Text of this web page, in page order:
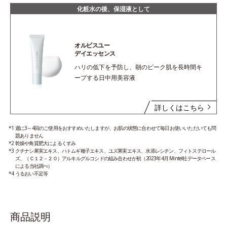
化粧水の後、保湿液として
オルビスユー
デイエッセンス
ハリの低下を予防し、朝のピーク肌を長時間キ
ープする日中用美容液
詳しくはこちら
*1 週に3～4回のご使用をおすすめいたしますが、お肌の状態に合わせて毎日お使いいただいても問
題ありません
*2 乾燥や角質肥大によるくすみ
*3 クチナシ果実エキス、ハトムギ種子エキス、ユズ果実エキス、水添レシチン、フィトステロール
ズ、（Ｃ１２－２０）アルキルグルコシドの組み合わせが初（2023年4月 Mintel社データベース
による当社調べ）
*4 うるおい不足等
商品説明